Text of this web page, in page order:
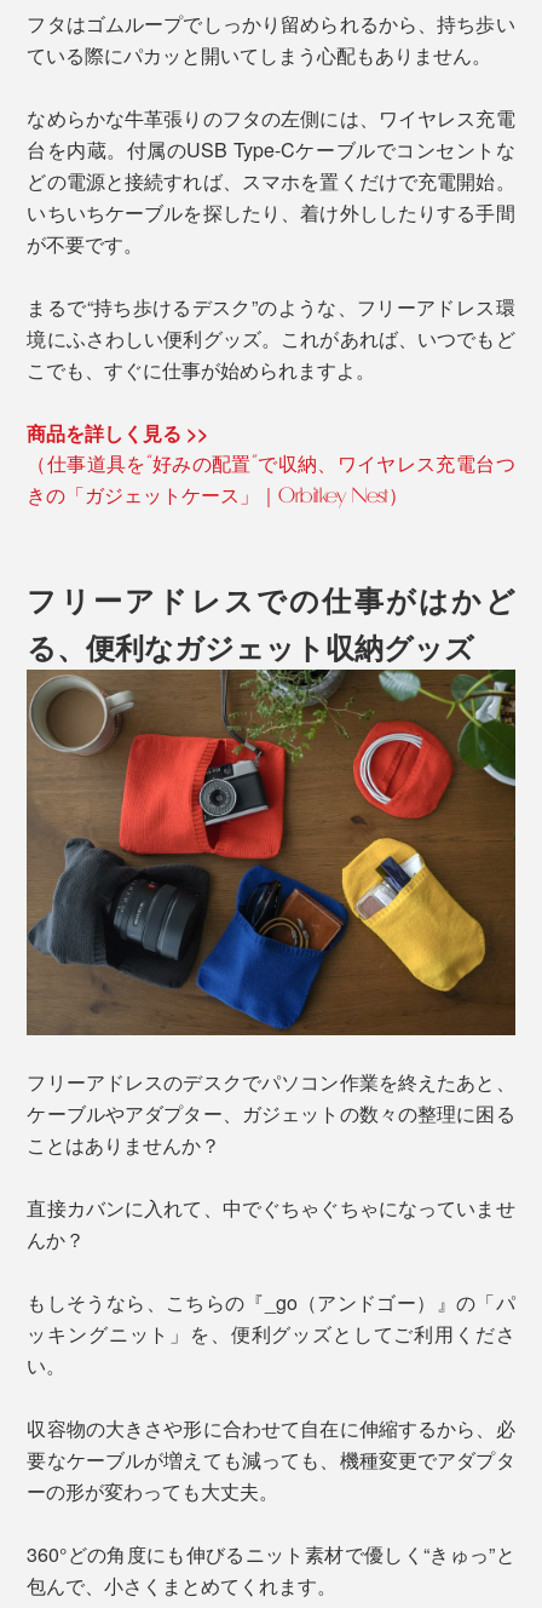
フタはゴムループでしっかり留められるから、持ち歩い
ている際にパカッと開いてしまう心配もありません。
なめらかな牛革張りのフタの左側には、ワイヤレス充電
台を内蔵。付属のUSB Type-Cケーブルでコンセントな
どの電源と接続すれば、スマホを置くだけで充電開始。
いちいちケーブルを探したり、着け外ししたりする手間
が不要です。
まるで“持ち歩けるデスク”のような、フリーアドレス環
境にふさわしい便利グッズ。これがあれば、いつでもど
こでも、すぐに仕事が始められますよ。
商品を詳しく見る >>
（仕事道具を“好みの配置”で収納、ワイヤレス充電台つ
きの「ガジェットケース」｜Orbitkey Nest）
フリーアドレスでの仕事がはかど
る、便利なガジェット収納グッズ
フリーアドレスのデスクでパソコン作業を終えたあと、
ケーブルやアダプター、ガジェットの数々の整理に困る
ことはありませんか？
直接カバンに入れて、中でぐちゃぐちゃになっていませ
んか？
もしそうなら、こちらの『_go（アンドゴー）』の「パ
ッキングニット」を、便利グッズとしてご利用くださ
い。
収容物の大きさや形に合わせて自在に伸縮するから、必
要なケーブルが増えても減っても、機種変更でアダプタ
ーの形が変わっても大丈夫。
360°どの角度にも伸びるニット素材で優しく“きゅっ”と
包んで、小さくまとめてくれます。